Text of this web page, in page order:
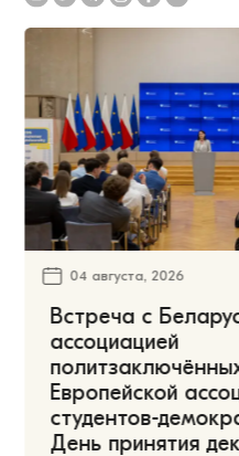
04 августа, 2026
Встреча с
ассоциацией
Европейской
студентов-
День принятия